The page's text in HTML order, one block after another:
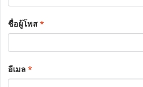
ชื่อผู้โพส*
อีเมล*